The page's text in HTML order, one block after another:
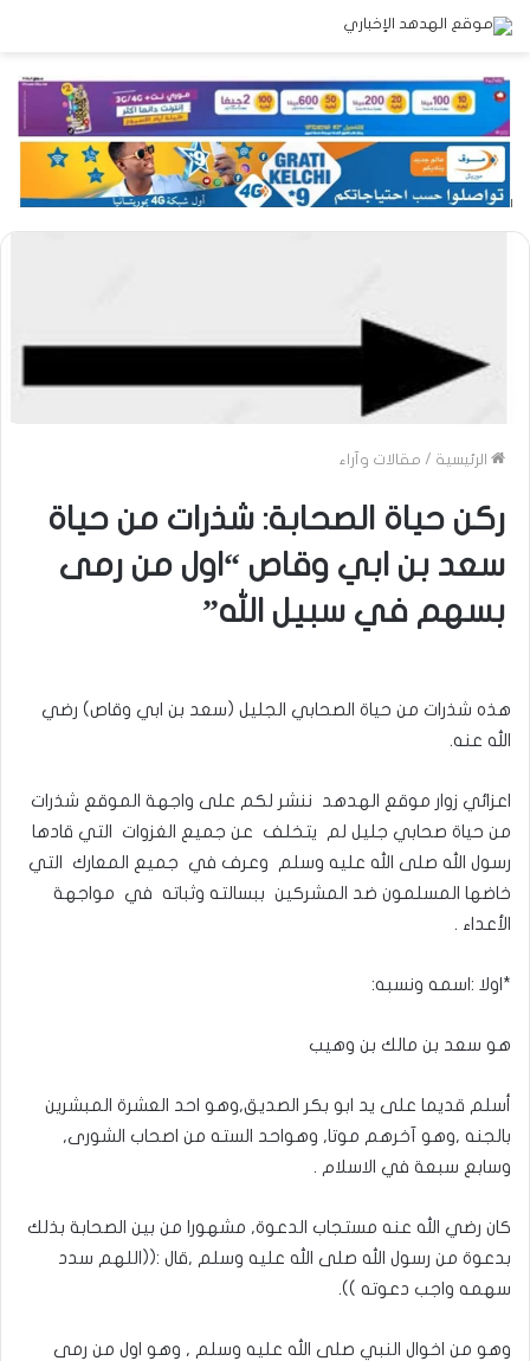
الرئيسية / مقالات وآراء
ركن حياة الصحابة: شذرات من حياة
سعد بن ابي وقاص “اول من رمى
بسهم في سبيل الله”
هذه شذرات من حياة الصحابي الجليل (سعد بن ابي وقاص) رضي
الله عنه.
اعزائي زوار موقع الهدهد ننشر لكم على واجهة الموقع شذرات
من حياة صحابي جليل لم يتخلف عن جميع الغزوات التي قادها
رسول الله صلى الله عليه وسلم وعرف في جميع المعارك التي
خاضها المسلمون ضد المشركين ببسالته وثباته في مواجهة
الأعداء .
*اولا :اسمه ونسبه:
هو سعد بن مالك بن وهيب
أسلم قديما على يد ابو بكر الصديق,وهو احد العشرة المبشرين
بالجنه ,وهو آخرهم موتا, وهواحد السته من اصحاب الشورى,
وسابع سبعة في الاسلام .
كان رضي الله عنه مستجاب الدعوة, مشهورا من بين الصحابة بذلك
بدعوة من رسول الله صلى الله عليه وسلم ,قال :((اللهم سدد
سهمه واجب دعوته )).
وهو من اخوال النبي صلى الله عليه وسلم , وهو اول من رمى